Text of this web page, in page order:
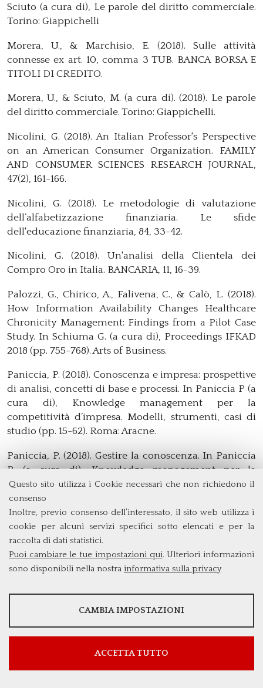
Questo sito utilizza i Cookie necessari che non richiedono il
consenso
Inoltre, previo consenso dell’interessato, il sito web utilizza i
cookie per alcuni servizi specifici sotto elencati e per la
raccolta di dati statistici.
Puoi cambiare le tue impostazioni qui. Ulteriori informazioni
sono disponibili nella nostra informativa sulla privacy
STATISTICHE
Mostra maggiori informazioni
Google Analytics
CAMBIA IMPOSTAZIONI
ACCETTA TUTTO
Sciuto (a cura di), Le parole del diritto commerciale.
Torino: Giappichelli
Morera, U., & Marchisio, E. (2018). Sulle attività
connesse ex art. 10, comma 3 TUB. BANCA BORSA E
TITOLI DI CREDITO.
Morera, U., & Sciuto, M. (a cura di). (2018). Le parole
del diritto commerciale. Torino: Giappichelli.
Nicolini, G. (2018). An Italian Professor's Perspective
on an American Consumer Organization. FAMILY
AND CONSUMER SCIENCES RESEARCH JOURNAL,
47(2), 161-166.
Nicolini, G. (2018). Le metodologie di valutazione
dell’alfabetizzazione finanziaria. Le sfide
dell'educazione finanziaria, 84, 33-42.
Nicolini, G. (2018). Un'analisi della Clientela dei
Compro Oro in Italia. BANCARIA, 11, 16-39.
Palozzi, G., Chirico, A., Falivena, C., & Calò, L. (2018).
How Information Availability Changes Healthcare
Chronicity Management: Findings from a Pilot Case
Study. In Schiuma G. (a cura di), Proceedings IFKAD
2018 (pp. 755-768). Arts of Business.
Paniccia, P. (2018). Conoscenza e impresa: prospettive
di analisi, concetti di base e processi. In Paniccia P (a
cura di), Knowledge management per la
competitività d’impresa. Modelli, strumenti, casi di
studio (pp. 15-62). Roma: Aracne.
Paniccia, P. (2018). Gestire la conoscenza. In Paniccia
P. (a cura di), Knowledge management per la
competitività d’impresa. Modelli, strumenti, casi di
studio (pp. 63-88). Roma: Aracne.
Paniccia, P. (2018). Il fattore tempo nella
valorizzazione del sapere d'impresa: il caso Olivetti.
In Paniccia P. (a cura di), Knowledge management
per la competitività d’impresa. Modelli, strumenti,
cura di), Management in adattamento. Tra razionalità
(pp. 294-299). Roma: Aracne.